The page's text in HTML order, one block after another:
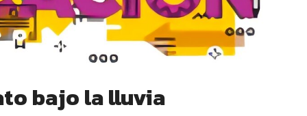
bajo la lluvia